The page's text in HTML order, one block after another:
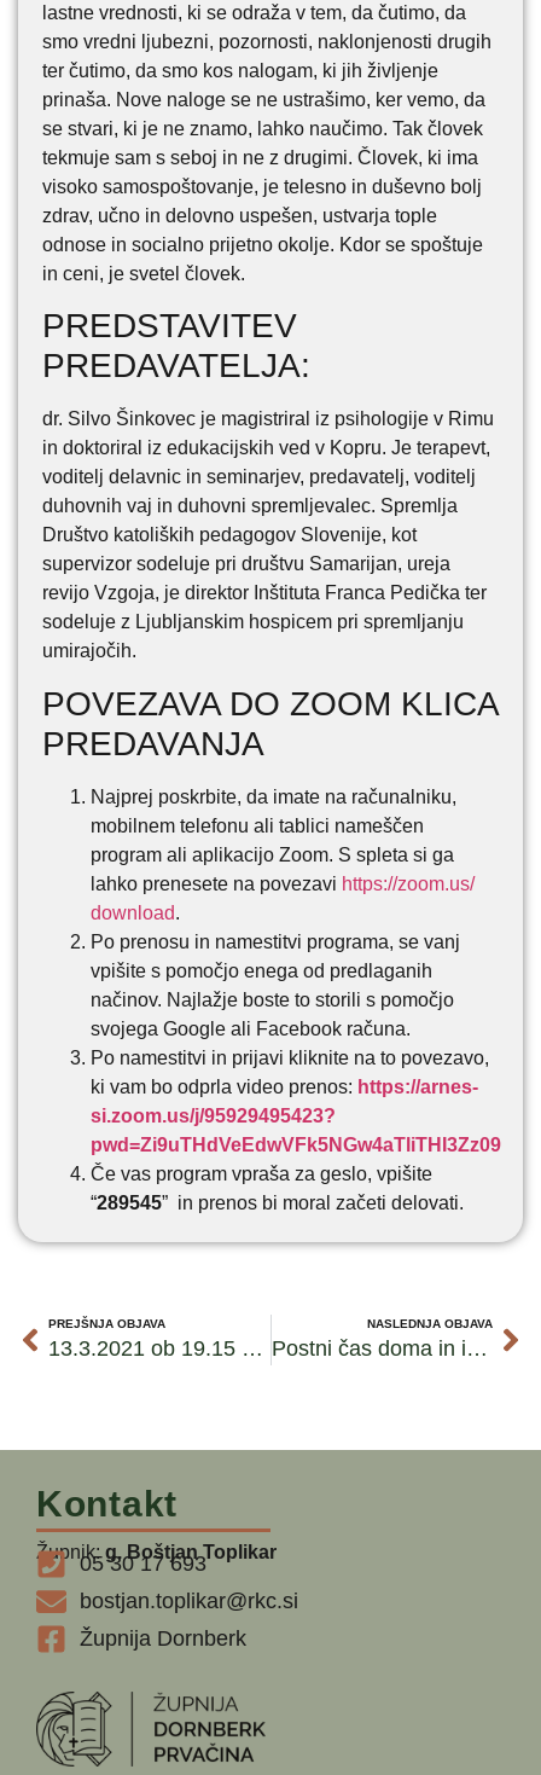
lastne vrednosti, ki se odraža v tem, da čutimo, da
smo vredni ljubezni, pozornosti, naklonjenosti drugih
ter čutimo, da smo kos nalogam, ki jih življenje
prinaša. Nove naloge se ne ustrašimo, ker vemo, da
se stvari, ki je ne znamo, lahko naučimo. Tak človek
tekmuje sam s seboj in ne z drugimi. Človek, ki ima
visoko samospoštovanje, je telesno in duševno bolj
zdrav, učno in delovno uspešen, ustvarja tople
odnose in socialno prijetno okolje. Kdor se spoštuje
in ceni, je svetel človek.
PREDSTAVITEV
PREDAVATELJA:
dr. Silvo Šinkovec je magistriral iz psihologije v Rimu
in doktoriral iz edukacijskih ved v Kopru. Je terapevt,
voditelj delavnic in seminarjev, predavatelj, voditelj
duhovnih vaj in duhovni spremljevalec. Spremlja
Društvo katoliških pedagogov Slovenije, kot
supervizor sodeluje pri društvu Samarijan, ureja
revijo Vzgoja, je direktor Inštituta Franca Pedička ter
sodeluje z Ljubljanskim hospicem pri spremljanju
umirajočih.
POVEZAVA DO ZOOM KLICA
PREDAVANJA
Najprej poskrbite, da imate na računalniku,
mobilnem telefonu ali tablici nameščen
program ali aplikacijo Zoom. S spleta si ga
lahko prenesete na povezavi https://zoom.us/
download.
Po prenosu in namestitvi programa, se vanj
vpišite s pomočjo enega od predlaganih
načinov. Najlažje boste to storili s pomočjo
svojega Google ali Facebook računa.
Po namestitvi in prijavi kliknite na to povezavo,
ki vam bo odprla video prenos: https://arnes-
si.zoom.us/j/95929495423?
pwd=Zi9uTHdVeEdwVFk5NGw4aTliTHI3Zz09
Če vas program vpraša za geslo, vpišite
“289545” in prenos bi moral začeti delovati.
PREJŠNJA OBJAVA
13.3.2021 ob 19.15 – Mag. Boštjan Hari: Zdravilna moč molitve
NASLEDNJA OBJAVA
Postni čas doma in izdelava postnega križa
Kontakt
Župnik:g. Boštjan Toplikar
05 30 17 693
bostjan.toplikar@rkc.si
Župnija Dornberk